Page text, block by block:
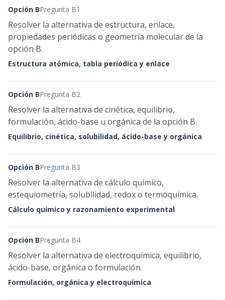
Opción BPregunta B1
Resolver la alternativa de estructura, enlace,
propiedades periódicas o geometría molecular de la
opción B.
Estructura atómica, tabla periódica y enlace
Opción BPregunta B2
Resolver la alternativa de cinética, equilibrio,
formulación, ácido-base u orgánica de la opción B.
Equilibrio, cinética, solubilidad, ácido-base y orgánica
Opción BPregunta B3
Resolver la alternativa de cálculo químico,
estequiometría, solubilidad, redox o termoquímica.
Cálculo químico y razonamiento experimental
Opción BPregunta B4
Resolver la alternativa de electroquímica, equilibrio,
ácido-base, orgánica o formulación.
Formulación, orgánica y electroquímica